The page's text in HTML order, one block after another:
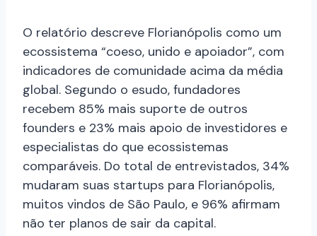
O relatório descreve Florianópolis como um
ecossistema “coeso, unido e apoiador”, com
indicadores de comunidade acima da média
global. Segundo o esudo, fundadores
recebem 85% mais suporte de outros
founders e 23% mais apoio de investidores e
especialistas do que ecossistemas
comparáveis. Do total de entrevistados, 34%
mudaram suas startups para Florianópolis,
muitos vindos de São Paulo, e 96% afirmam
não ter planos de sair da capital.